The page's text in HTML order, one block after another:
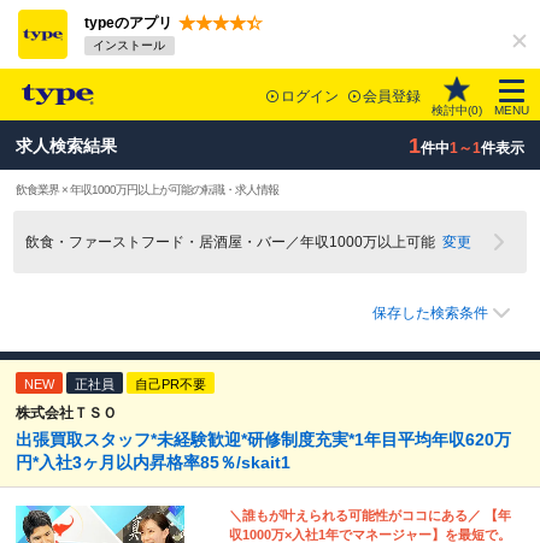
typeのアプリ
インストール
ログイン 会員登録
検討中(0) MENU
求人検索結果 1件中1～1件表示
飲食業界 × 年収1000万円以上が可能の転職・求人情報
飲食・ファーストフード・居酒屋・バー／年収1000万以上可能 変更
保存した検索条件
NEW 正社員 自己PR不要
株式会社ＴＳＯ
出張買取スタッフ*未経験歓迎*研修制度充実*1年目平均年収620万
円*入社3ヶ月以内昇格率85％/skait1
＼誰もが叶えられる可能性がココにある／ 【年
収1000万×入社1年でマネージャー】を最短で。